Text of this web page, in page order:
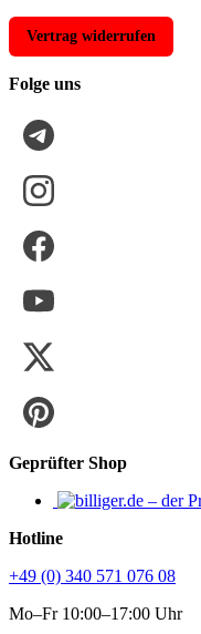
Vertrag widerrufen
Folge uns
Geprüfter Shop
Hotline
+49 (0) 340 571 076 08
Mo–Fr 10:00–17:00 Uhr